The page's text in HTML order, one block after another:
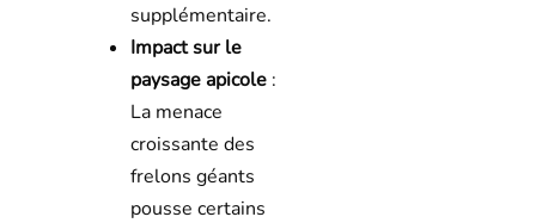
supplémentaire.
Impact sur le
paysage apicole:
La menace
croissante des
frelons géants
pousse certains